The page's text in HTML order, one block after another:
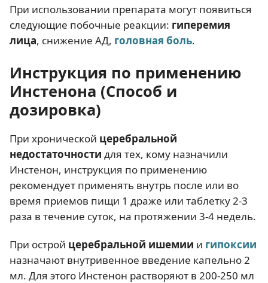
При использовании препарата могут появиться
следующие побочные реакции: гиперемия
лица, снижение АД, головная боль.
Инструкция по применению
Инстенона (Способ и
дозировка)
При хронической церебральной
недостаточности для тех, кому назначили
Инстенон, инструкция по применению
рекомендует применять внутрь после или во
время приемов пищи 1 драже или таблетку 2-3
раза в течение суток, на протяжении 3-4 недель.
При острой церебральной ишемии и гипоксии
назначают внутривенное введение капельно 2
мл. Для этого Инстенон растворяют в 200-250 мл